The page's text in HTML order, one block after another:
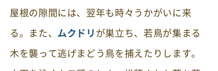
屋根の隙間には、翌年も時々うかがいに来
る。また、 ムクドリが巣立ち、若鳥が集まる
木を襲って逃げまどう鳥を捕えたりします。